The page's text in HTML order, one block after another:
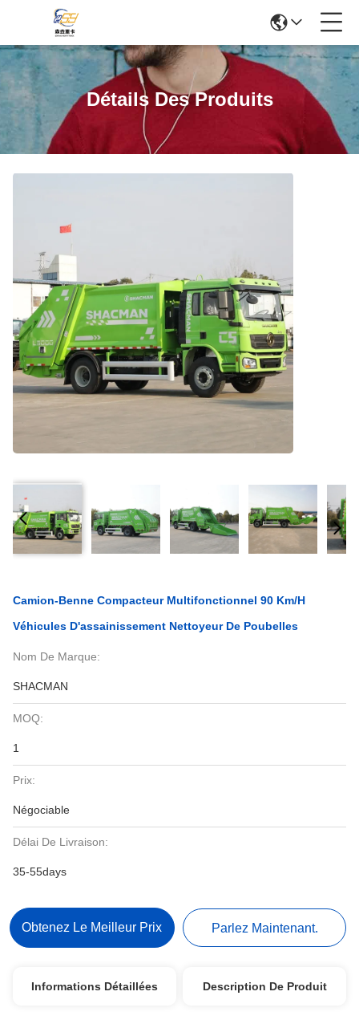
Détails Des Produits
Camion-Benne Compacteur Multifonctionnel 90 Km/h
Véhicules D'assainissement Nettoyeur De Poubelles
Nom De Marque:
SHACMAN
MOQ:
1
Prix:
Négociable
Délai De Livraison:
35-55days
Obtenez Le Meilleur Prix Parlez Maintenant.
Informations Détaillées Description De Produit